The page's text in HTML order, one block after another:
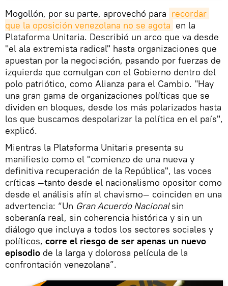
Mogollón, por su parte, aprovechó para recordar
que la oposición venezolana no se agota en la
Plataforma Unitaria. Describió un arco que va desde
"el ala extremista radical" hasta organizaciones que
apuestan por la negociación, pasando por fuerzas de
izquierda que comulgan con el Gobierno dentro del
polo patriótico, como Alianza para el Cambio. "Hay
una gran gama de organizaciones políticas que se
dividen en bloques, desde los más polarizados hasta
los que buscamos despolarizar la política en el país",
explicó.
Mientras la Plataforma Unitaria presenta su
manifiesto como el "comienzo de una nueva y
definitiva recuperación de la República", las voces
críticas —tanto desde el nacionalismo opositor como
desde el análisis afín al chavismo— coinciden en una
advertencia: “Un Gran Acuerdo Nacionalsin
soberanía real, sin coherencia histórica y sin un
diálogo que incluya a todos los sectores sociales y
políticos, corre el riesgo de ser apenas un nuevo
episodio de la larga y dolorosa película de la
confrontación venezolana”.